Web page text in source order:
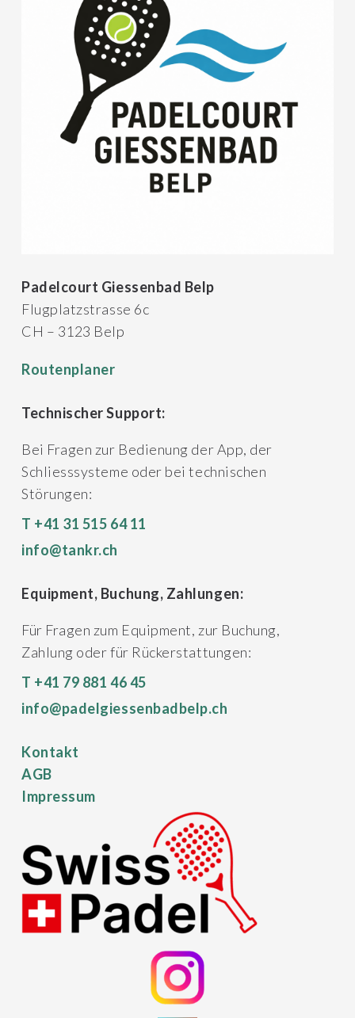
Padelcourt Giessenbad Belp
Flugplatzstrasse 6c
CH – 3123 Belp
Routenplaner
Technischer Support:
Bei Fragen zur Bedienung der App, der
Schliesssysteme oder bei technischen
Störungen:
T +41 31 515 64 11
info@tankr.ch
Equipment, Buchung, Zahlungen:
Für Fragen zum Equipment, zur Buchung,
Zahlung oder für Rückerstattungen:
T +41 79 881 46 45
info@padelgiessenbadbelp.ch
Kontakt
AGB
Impressum